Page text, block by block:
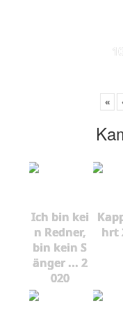
«
Ich bin kei
n Redner,
bin kein S
änger ... 2
020
hrt